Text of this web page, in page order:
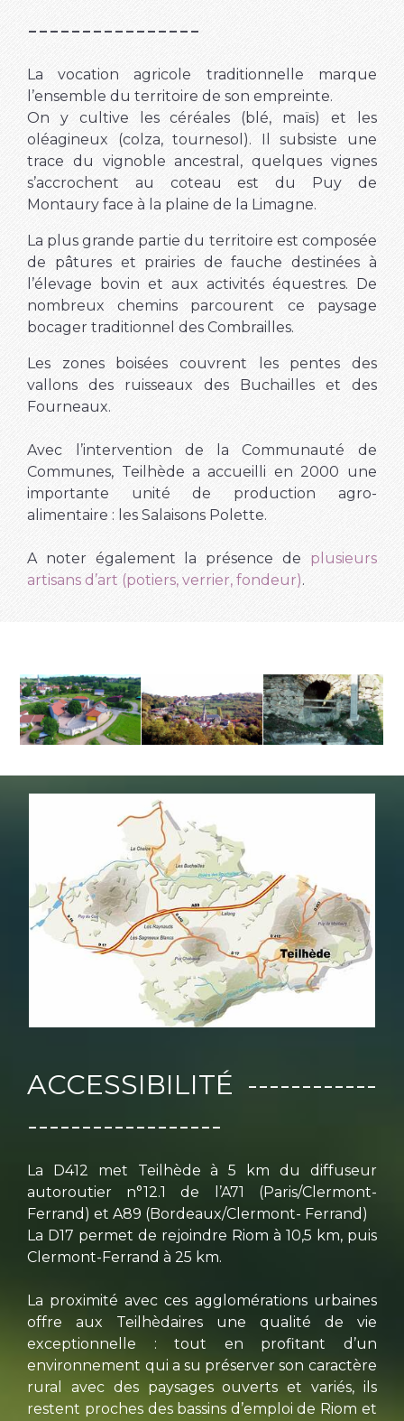
----------------
La vocation agricole traditionnelle marque
l’ensemble du territoire de son empreinte.
On y cultive les céréales (blé, maïs) et les
oléagineux (colza, tournesol). Il subsiste une
trace du vignoble ancestral, quelques vignes
s’accrochent au coteau est du Puy de
Montaury face à la plaine de la Limagne.
La plus grande partie du territoire est composée
de pâtures et prairies de fauche destinées à
l’élevage bovin et aux activités équestres. De
nombreux chemins parcourent ce paysage
bocager traditionnel des Combrailles.
Les zones boisées couvrent les pentes des
vallons des ruisseaux des Buchailles et des
Fourneaux.
Avec l’intervention de la Communauté de
Communes, Teilhède a accueilli en 2000 une
importante unité de production agro-
alimentaire : les Salaisons Polette.
A noter également la présence de plusieurs
artisans d’art (potiers, verrier, fondeur).
ACCESSIBILITÉ ------------
------------------
La D412 met Teilhède à 5 km du diffuseur
autoroutier n°12.1 de l’A71 (Paris/Clermont-
Ferrand) et A89 (Bordeaux/Clermont- Ferrand)
La D17 permet de rejoindre Riom à 10,5 km, puis
Clermont-Ferrand à 25 km.
La proximité avec ces agglomérations urbaines
offre aux Teilhèdaires une qualité de vie
exceptionnelle : tout en profitant d’un
environnement qui a su préserver son caractère
rural avec des paysages ouverts et variés, ils
restent proches des bassins d’emploi de Riom et